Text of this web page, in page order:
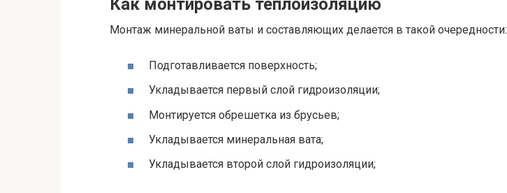
Как монтировать теплоизоляцию
Монтаж минеральной ваты и составляющих делается в такой очередности:
Подготавливается поверхность;
Укладывается первый слой гидроизоляции;
Монтируется обрешетка из брусьев;
Укладывается минеральная вата;
Укладывается второй слой гидроизоляции;